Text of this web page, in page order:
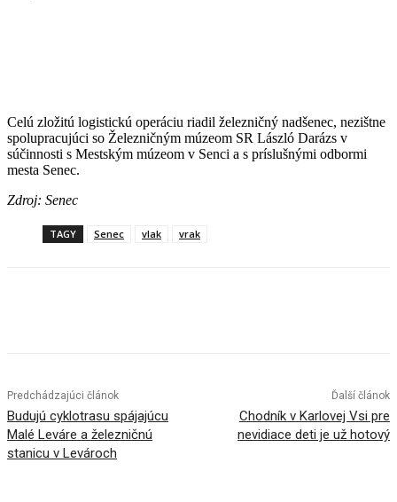
Celú zložitú logistickú operáciu riadil železničný nadšenec, nezištne
spolupracujúci so Železničným múzeom SR László Darázs v
súčinnosti s Mestským múzeom v Senci a s príslušnými odbormi
mesta Senec.
Zdroj: Senec
TAGY Senec vlak vrak
Predchádzajúci článok
Budujú cyklotrasu spájajúcu
Malé Leváre a železničnú
stanicu v Levároch
Ďalší článok
Chodník v Karlovej Vsi pre
nevidiace deti je už hotový